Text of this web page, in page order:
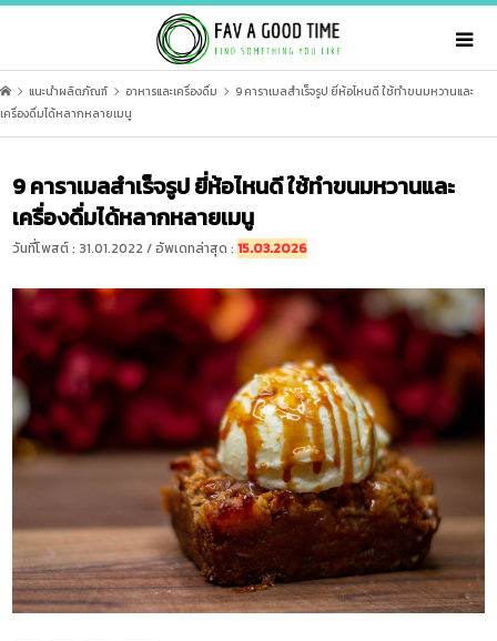
แนะนำผลิตภัณฑ์ อาหารและเครื่องดื่ม
9 คาราเมลสำเร็จรูป ยี่ห้อไหนดี ใช้ทำขนมหวานและ
เครื่องดื่มได้หลากหลายเมนู
9 คาราเมลสำเร็จรูป ยี่ห้อไหนดี ใช้ทำขนมหวานและ
เครื่องดื่มได้หลากหลายเมนู
วันที่โพสต์ : 31.01.2022 / อัพเดทล่าสุด :15.03.2026